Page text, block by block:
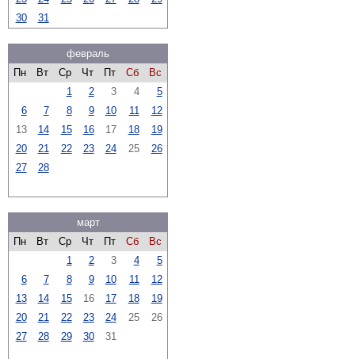
30
31
февраль
Пн
Вт Ср Чт Пт Сб
Вс
1
2 3 4
5
6
7 8 9 10 11
12
13
14 15 16 17 18
19
20
21 22 23 24 25
26
27
28
март
Пн
Вт Ср Чт Пт Сб
Вс
1
2 3 4
5
6
7 8 9 10 11
12
13
14 15 16 17 18
19
20
21 22 23 24 25
26
27
28 29 30 31